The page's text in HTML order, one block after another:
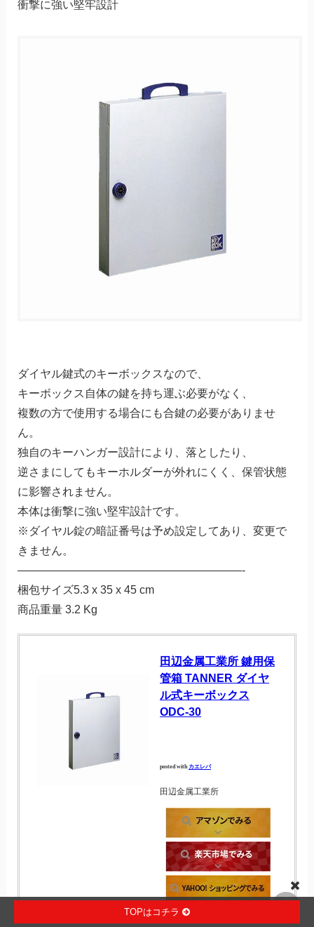
衝撃に強い堅牢設計
ダイヤル鍵式のキーボックスなので、
キーボックス自体の鍵を持ち運ぶ必要がなく、
複数の方で使用する場合にも合鍵の必要がありませ
ん。
独自のキーハンガー設計により、落としたり、
逆さまにしてもキーホルダーが外れにくく、保管状態
に影響されません。
本体は衝撃に強い堅牢設計です。
※ダイヤル錠の暗証番号は予め設定してあり、変更で
きません。
————————————————————-
梱包サイズ5.3 x 35 x 45 cm
商品重量 3.2 Kg
田辺金属工業所 鍵用保
管箱 TANNER ダイヤ
ル式キーボックス
ODC-30
posted with カエレバ
田辺金属工業所
TOPはコチラ